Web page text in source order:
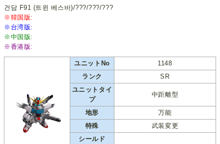
건담 F91 (트윈 베스바)/???/???/???
※韓国版:
※台湾版:
※中国版:
※香港版:
ユニットNo
1148
ランク
SR
ユニットタイ
プ
中距離型
地形
万能
特殊
武装変更
シールド